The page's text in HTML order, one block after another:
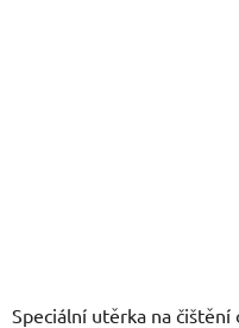
Speciální utěrka na